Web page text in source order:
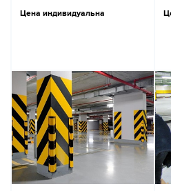
Цена индивидуальна